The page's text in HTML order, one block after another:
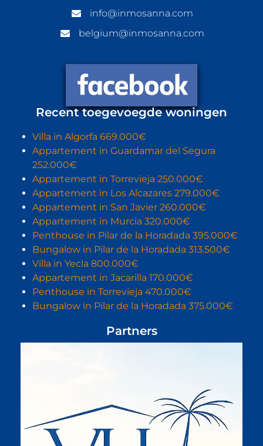
info@inmosanna.com
belgium@inmosanna.com
Recent toegevoegde woningen
Villa in Algorfa 669.000€
Appartement in Guardamar del Segura
252.000€
Appartement in Torrevieja 250.000€
Appartement in Los Alcazares 279.000€
Appartement in San Javier 260.000€
Appartement in Murcia 320.000€
Penthouse in Pilar de la Horadada 395.000€
Bungalow in Pilar de la Horadada 313.500€
Villa in Yecla 800.000€
Appartement in Jacarilla 170.000€
Penthouse in Torrevieja 470.000€
Bungalow in Pilar de la Horadada 375.000€
Partners